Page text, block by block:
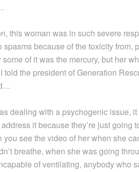
this woman was in such severe
because of the toxicity from,
of it was the mercury, but her
the president of Generation
dealing with a psychogenic issue,
it because they’re just going
see the video of her when she
breathe, when she was going
of ventilating, anybody who